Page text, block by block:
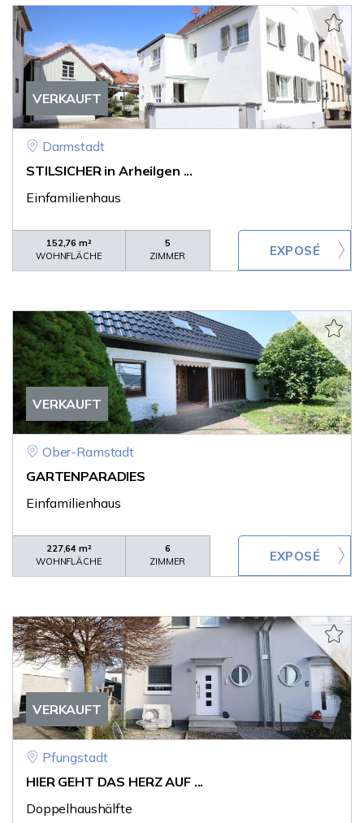
VERKAUFT
Darmstadt
STILSICHER in Arheilgen ...
Einfamilienhaus
152,76 m²
WOHNFLÄCHE
5
ZIMMER
VERKAUFT
Ober-Ramstadt
GARTENPARADIES
Einfamilienhaus
227,64 m²
WOHNFLÄCHE
6
ZIMMER
VERKAUFT
Pfungstadt
HIER GEHT DAS HERZ AUF ...
Doppelhaushälfte